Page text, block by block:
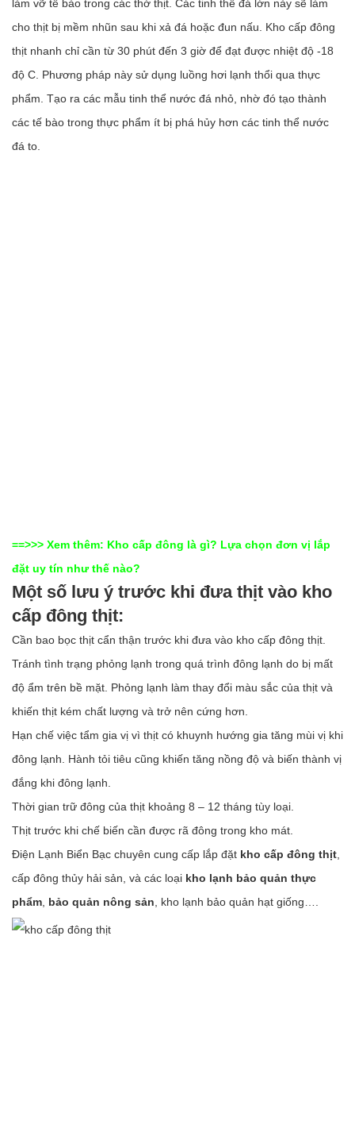
làm vỡ tế bào trong các thớ thịt. Các tinh thể đá lớn này sẽ làm
cho thịt bị mềm nhũn sau khi xả đá hoặc đun nấu. Kho cấp đông
thịt nhanh chỉ cần từ 30 phút đến 3 giờ để đạt được nhiệt độ -18
độ C. Phương pháp này sử dụng luồng hơi lạnh thổi qua thực
phẩm. Tạo ra các mẫu tinh thể nước đá nhỏ, nhờ đó tạo thành
các tế bào trong thực phẩm ít bị phá hủy hơn các tinh thể nước
đá to.
==>>> Xem thêm: Kho cấp đông là gì? Lựa chọn đơn vị lắp
đặt uy tín như thế nào?
Một số lưu ý trước khi đưa thịt vào kho
cấp đông thịt:
Cần bao bọc thịt cẩn thận trước khi đưa vào kho cấp đông thịt.
Tránh tình trạng phỏng lạnh trong quá trình đông lạnh do bị mất
độ ẩm trên bề mặt. Phỏng lạnh làm thay đổi màu sắc của thịt và
khiến thịt kém chất lượng và trở nên cứng hơn.
Hạn chế việc tẩm gia vị vì thịt có khuynh hướng gia tăng mùi vị khi
đông lạnh. Hành tỏi tiêu cũng khiến tăng nồng độ và biến thành vị
đắng khi đông lạnh.
Thời gian trữ đông của thịt khoảng 8 – 12 tháng tùy loại.
Thịt trước khi chế biến cần được rã đông trong kho mát.
Điện Lạnh Biển Bạc chuyên cung cấp lắp đặt kho cấp đông thịt
cấp đông thủy hải sản, và các loại kho lạnh bảo quản thực
phẩm bảo quản nông sản , kho lạnh bảo quản hạt giống….